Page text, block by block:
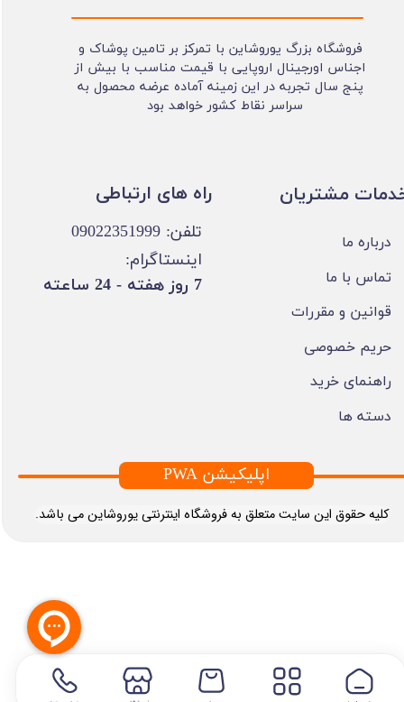
فروشگاه بزرگ یوروشاین با تمرکز بر تامین پوشاک و
اجناس اورجینال اروپایی با قیمت مناسب با بیش از
پنج سال تجربه در این زمینه آماده عرضه محصول به
سراسر نقاط کشور خواهد بود
​کلیه حقوق این سایت متعلق به فروشگاه اینترنتی یوروشاین می باشد.
مشتریان
درباره ما
تماس با ما
قوانین و مقررات
حریم خصوصی
راهنمای خرید
دسته ها
تلفن: 09022351999
اینستاگرام:
​7 روز هفته - 24 ساعته ​​​​​​​
PWA اپلیکیشن
​​راه های ارتباطی